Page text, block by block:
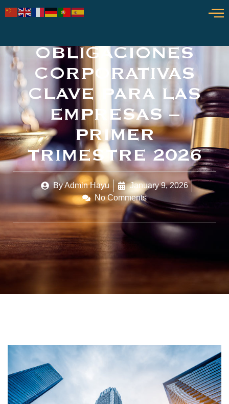
OBLIGACIONES
CORPORATIVAS
CLAVE PARA LAS
EMPRESAS –
PRIMER
TRIMESTRE 2026
ByAdmin Hayu
January 9, 2026
No Comments